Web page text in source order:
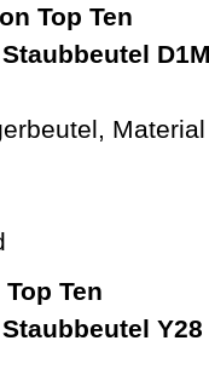
Top Ten
Ten